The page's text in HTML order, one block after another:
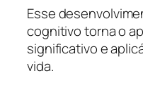
Esse
cognitivo torna o
significativo e
vida.